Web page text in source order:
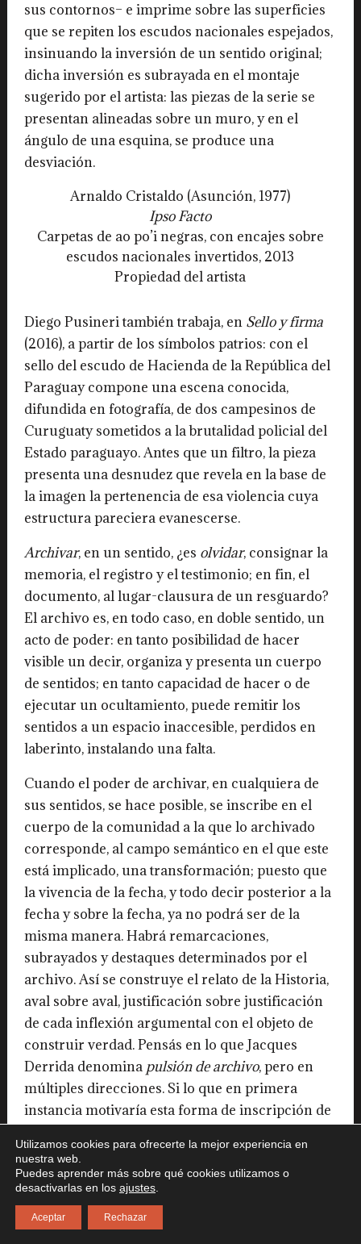
sus contornos– e imprime sobre las superficies
que se repiten los escudos nacionales espejados,
insinuando la inversión de un sentido original;
dicha inversión es subrayada en el montaje
sugerido por el artista: las piezas de la serie se
presentan alineadas sobre un muro, y en el
ángulo de una esquina, se produce una
desviación.
Arnaldo Cristaldo (Asunción, 1977)
Ipso Facto
Carpetas de ao po’i negras, con encajes sobre
escudos nacionales invertidos, 2013
Propiedad del artista
Diego Pusineri también trabaja, en Sello y firma
(2016), a partir de los símbolos patrios: con el
sello del escudo de Hacienda de la República del
Paraguay compone una escena conocida,
difundida en fotografía, de dos campesinos de
Curuguaty sometidos a la brutalidad policial del
Estado paraguayo. Antes que un filtro, la pieza
presenta una desnudez que revela en la base de
la imagen la pertenencia de esa violencia cuya
estructura pareciera evanescerse.
Archivar, en un sentido, ¿es olvidar, consignar la
memoria, el registro y el testimonio; en fin, el
documento, al lugar-clausura de un resguardo?
El archivo es, en todo caso, en doble sentido, un
acto de poder: en tanto posibilidad de hacer
visible un decir, organiza y presenta un cuerpo
de sentidos; en tanto capacidad de hacer o de
ejecutar un ocultamiento, puede remitir los
sentidos a un espacio inaccesible, perdidos en
laberinto, instalando una falta.
Cuando el poder de archivar, en cualquiera de
sus sentidos, se hace posible, se inscribe en el
cuerpo de la comunidad a la que lo archivado
corresponde, al campo semántico en el que este
está implicado, una transformación; puesto que
la vivencia de la fecha, y todo decir posterior a la
fecha y sobre la fecha, ya no podrá ser de la
misma manera. Habrá remarcaciones,
subrayados y destaques determinados por el
archivo. Así se construye el relato de la Historia,
aval sobre aval, justificación sobre justificación
de cada inflexión argumental con el objeto de
construir verdad. Pensás en lo que Jacques
Derrida denomina pulsión de archivo, pero en
múltiples direcciones. Si lo que en primera
instancia motivaría esta forma de inscripción de
el olvido inminente, la finitud de lo testimonial,
imaginás un expediente alternativo por medio
del cual se produzca en las verdades del
acontecimiento un desvío susceptible de
Utilizamos cookies para ofrecerte la mejor experiencia en
nuestra web.
Puedes aprender más sobre qué cookies utilizamos o
desactivarlas en los ajustes
Aceptar Rechazar